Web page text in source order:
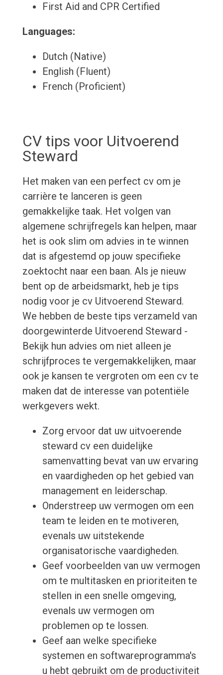
First Aid and CPR Certified
Languages:
Dutch (Native)
English (Fluent)
French (Proficient)
CV tips voor Uitvoerend
Steward
Het maken van een perfect cv om je
carrière te lanceren is geen
gemakkelijke taak. Het volgen van
algemene schrijfregels kan helpen, maar
het is ook slim om advies in te winnen
dat is afgestemd op jouw specifieke
zoektocht naar een baan. Als je nieuw
bent op de arbeidsmarkt, heb je tips
nodig voor je cv Uitvoerend Steward.
We hebben de beste tips verzameld van
doorgewinterde Uitvoerend Steward -
Bekijk hun advies om niet alleen je
schrijfproces te vergemakkelijken, maar
ook je kansen te vergroten om een cv te
maken dat de interesse van potentiële
werkgevers wekt.
Zorg ervoor dat uw uitvoerende
steward cv een duidelijke
samenvatting bevat van uw ervaring
en vaardigheden op het gebied van
management en leiderschap.
Onderstreep uw vermogen om een
team te leiden en te motiveren,
evenals uw uitstekende
organisatorische vaardigheden.
Geef voorbeelden van uw vermogen
om te multitasken en prioriteiten te
stellen in een snelle omgeving,
evenals uw vermogen om
problemen op te lossen.
Geef aan welke specifieke
systemen en softwareprogramma's
u hebt gebruikt om de productiviteit